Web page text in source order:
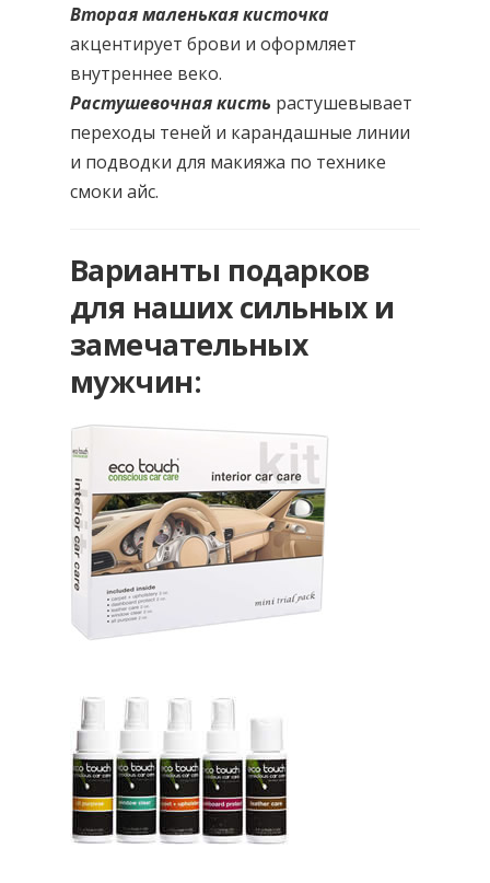
Вторая маленькая кисточка
акцентирует брови и оформляет
внутреннее веко.
Растушевочная кисть растушевывает
переходы теней и карандашные линии
и подводки для макияжа по технике
смоки айс.
Варианты подарков
для наших сильных и
замечательных
мужчин: